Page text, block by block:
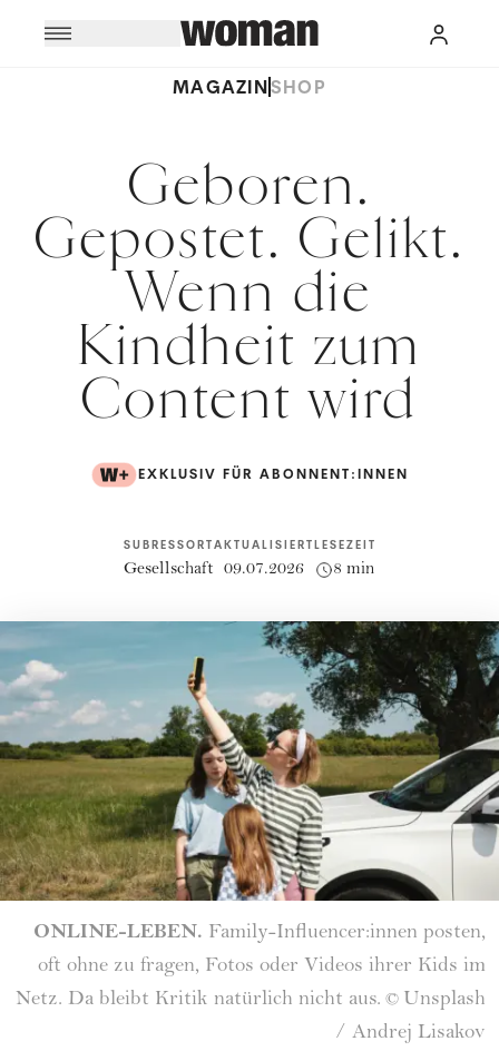
MAGAZINSHOP
Geboren.
Gepostet. Gelikt.
Wenn die
Kindheit zum
Content wird
EXKLUSIV FÜR ABONNENT:INNEN
SUBRESSORT
Gesellschaft
AKTUALISIERT
09.07.2026
LESEZEIT
8 min
ONLINE-LEBEN. Family-Influencer:innen posten,
oft ohne zu fragen, Fotos oder Videos ihrer Kids im
Netz. Da bleibt Kritik natürlich nicht aus. © Unsplash
/ Andrej Lisakov